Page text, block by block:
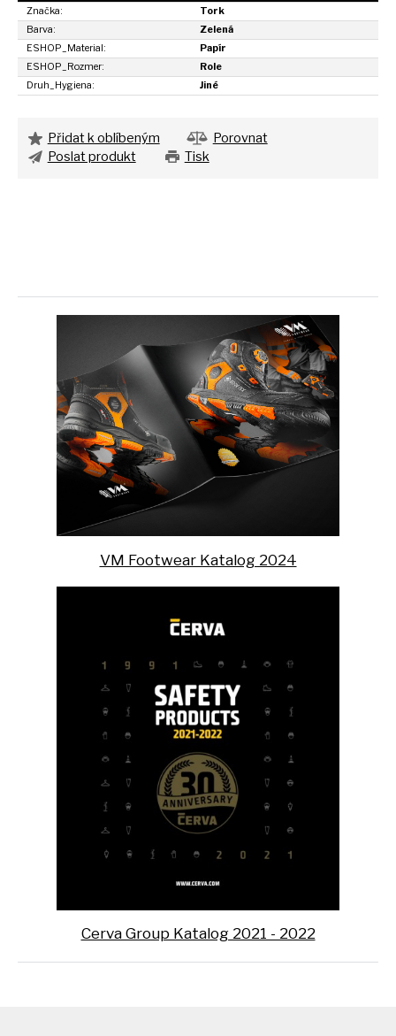
Značka:
Tork
Barva:
Zelená
ESHOP_Material:
Papír
ESHOP_Rozmer:
Role
Druh_Hygiena:
Jiné
Přidat k oblíbeným
Porovnat
Poslat produkt
Tisk
VM Footwear Katalog 2024
Cerva Group Katalog 2021 - 2022